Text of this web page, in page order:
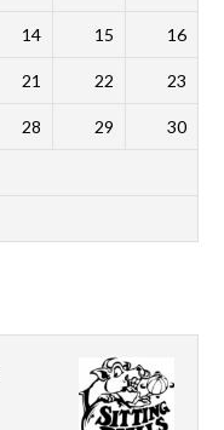
14 15 16
21 22 23
28 29 30